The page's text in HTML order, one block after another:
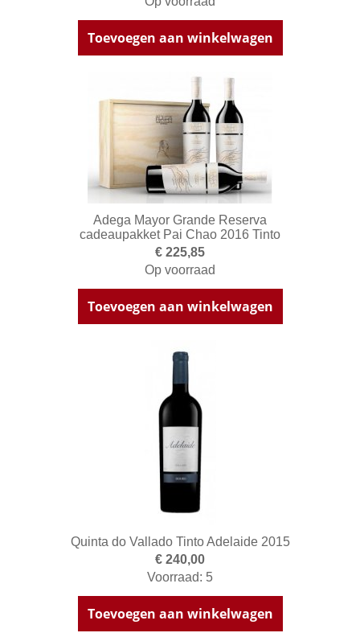
Toevoegen aan winkelwagen
Adega Mayor Grande Reserva
cadeaupakket Pai Chao 2016 Tinto
€ 225,85
Op voorraad
Toevoegen aan winkelwagen
Quinta do Vallado Tinto Adelaide 2015
€ 240,00
Voorraad: 5
Toevoegen aan winkelwagen